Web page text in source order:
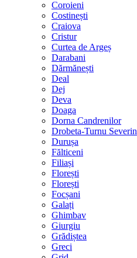
Coroieni
Costinești
Craiova
Cristur
Curtea de Argeș
Darabani
Dărmănești
Deal
Dej
Deva
Doaga
Dorna Candrenilor
Drobeta-Turnu Severin
Durușa
Fălticeni
Filiași
Florești
Florești
Focșani
Galați
Ghimbav
Giurgiu
Grădiștea
Greci